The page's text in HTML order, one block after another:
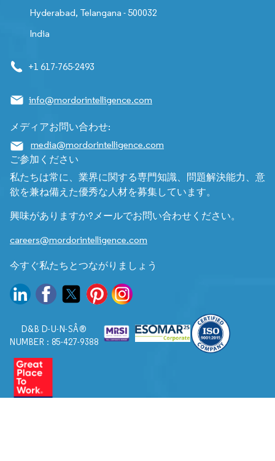
Hyderabad, Telangana - 500032
India
+1 617-765-2493
info@mordorintelligence.com
メディアお問い合わせ:
media@mordorintelligence.com
ご参加ください
私たちは常に、業界に関する専門知識、問題解決能力、意
欲を兼ね備えた優秀な人材を募集しています。
興味がありますか?メールでお問い合わせください。
careers@mordorintelligence.com
今すぐ私たちとつながりましょう
D&B D-U-N-SÂ®
NUMBER : 85-427-9388